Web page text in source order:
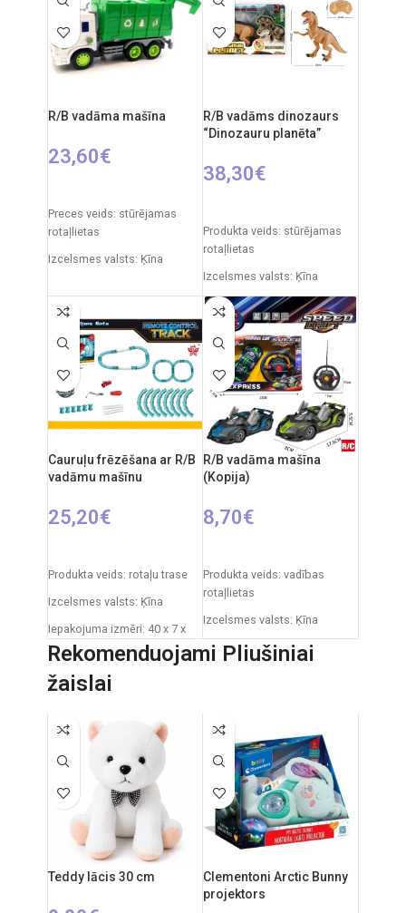
komplektā)
Barošanas avots: 2 x AA
baterijas (nav iekļautas
komplektā)
Materiāli: plastmasa, metāls
Mašīnas izmēri: 230 x 16 x 7
Produkta materiāls:
Ieteicamais vecums: no 6
gadiem.
R/B vadāma mašīna
23,60€
Preces veids: stūrējamas
rotaļlietas
Izcelsmes valsts: Ķīna
x 12 cm
Ieteicamais vecums: no 6
gadiem
Nepieciešamie elementi:
2xAA + 3xAAA
R/B vadāms dinozaurs
“Dinozauru planēta”
38,30€
Produkta veids: stūrējamas
rotaļlietas
Izcelsmes valsts: Ķīna
Iepakojuma izmēri: 12 x 51 x
30,5 cm
Dinozaura izmēri: 29,5x x 52
cm
Rotaļlietas sastāvs:
plastmasa, gumija
Ieteicamais vecums: no 3
gadiem
Elementi: 3 x AA (nav iekļauti)
Cauruļu frēzēšana ar R/B
vadāmu mašīnu
25,20€
Produkta veids: rotaļu trase
Izcelsmes valsts: Ķīna
Iepakojuma izmēri: 40 x 7 x
34 cm
Daļu skaits: 19
plastmasa (PVC)
Ieteicamais vecums: 5 gadi
un vecāki
Elementi: 2 x AA (nav iekļauti
komplektā).
R/B vadāma mašīna
(Kopija)
8,70€
Produkta veids: vadības
rotaļlietas
Izcelsmes valsts: Ķīna
Iepakojuma izmēri: 31 x 7 x
25 cm
Ieteicamais vecums: no 3
gadiem
Nepieciešamie elementi:
2xAA tālvadības pults + 4xAA
automašīnai.
Rekomenduojami Pliušiniai
žaislai
Teddy lācis 30 cm
Clementoni Arctic Bunny
projektors